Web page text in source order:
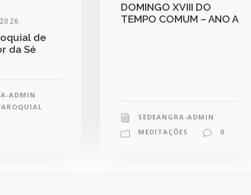
de
da Sé
ADMIN
DOMINGO XVIII DO
TEMPO COMUM – ANO A
SEDEANGRA-ADMIN
MEDITAÇÕES
0